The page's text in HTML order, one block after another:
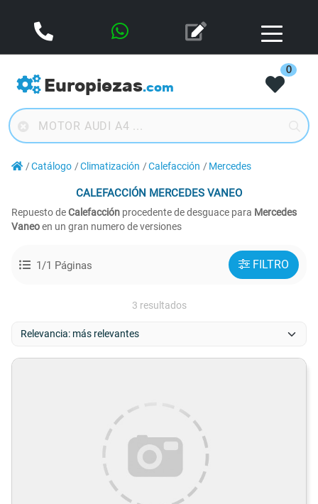
Europiezas.com
0
Catálogo Climatización Calefacción Mercedes
CALEFACCIÓN MERCEDES VANEO
Repuesto deCalefacción procedente de desguace para Mercedes
Vaneoen un gran numero de versiones
1/1 Páginas FILTRO
3 resultados